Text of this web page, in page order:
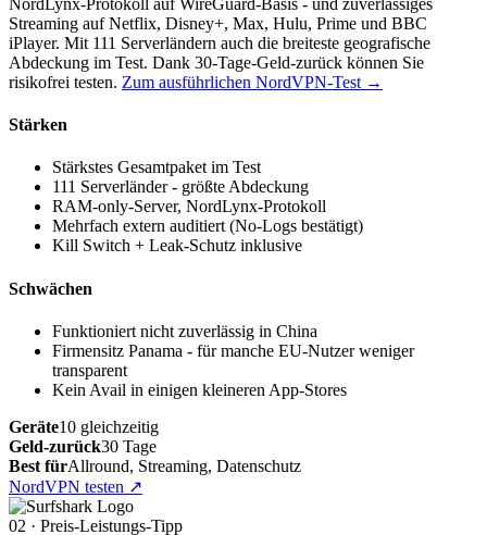
Streaming auf Netflix, Disney+, Max, Hulu, Prime und BBC
iPlayer. Mit 111 Serverländern auch die breiteste geografische
Abdeckung im Test. Dank 30-Tage-Geld-zurück können Sie
risikofrei testen. Zum ausführlichen NordVPN-Test →
Stärken
Stärkstes Gesamtpaket im Test
111 Serverländer - größte Abdeckung
RAM-only-Server, NordLynx-Protokoll
Mehrfach extern auditiert (No-Logs bestätigt)
Kill Switch + Leak-Schutz inklusive
Schwächen
Funktioniert nicht zuverlässig in China
Firmensitz Panama - für manche EU-Nutzer weniger
transparent
Kein Avail in einigen kleineren App-Stores
Geräte10 gleichzeitig
Geld-zurück30 Tage
Best fürAllround, Streaming, Datenschutz
NordVPN testen ↗
02 · Preis-Leistungs-Tipp